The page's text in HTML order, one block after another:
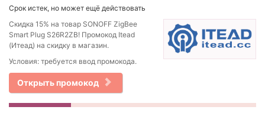
Срок истек, но может ещё действовать
Скидка 15% на товар SONOFF ZigBee
Smart Plug S26R2ZB! Промокод Itead
(Итеад) на скидку в магазин.
Условия: требуется ввод промокода.
Открыть промокод